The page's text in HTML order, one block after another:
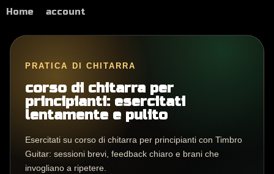
Home account
PRATICA DI CHITARRA
corso di chitarra per
principianti: esercitati
lentamente e pulito
Esercitati su corso di chitarra per principianti con Timbro
Guitar: sessioni brevi, feedback chiaro e brani che
invogliano a ripetere.